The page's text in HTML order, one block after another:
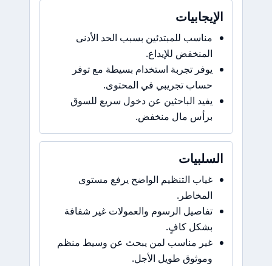
الإيجابيات
مناسب للمبتدئين بسبب الحد الأدنى
المنخفض للإيداع.
يوفر تجربة استخدام بسيطة مع توفر
حساب تجريبي في المحتوى.
يفيد الباحثين عن دخول سريع للسوق
برأس مال منخفض.
السلبيات
غياب التنظيم الواضح يرفع مستوى
المخاطر.
تفاصيل الرسوم والعمولات غير شفافة
بشكل كافٍ.
غير مناسب لمن يبحث عن وسيط منظم
وموثوق طويل الأجل.